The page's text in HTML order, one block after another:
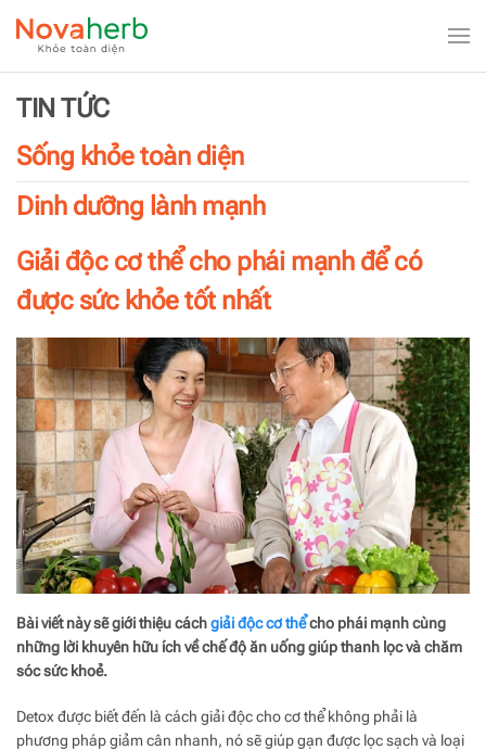
Skip to main content
TIN TỨC
Sống khỏe toàn diện
Dinh dưỡng lành mạnh
Giải độc cơ thể cho phái mạnh để có
được sức khỏe tốt nhất
Bài viết này sẽ giới thiệu cáchgiải độc cơ thểcho phái mạnh cùng
những lời khuyên hữu ích về chế độ ăn uống giúp thanh lọc và chăm
sóc sức khoẻ.
Detox được biết đến là cách giải độc cho cơ thể không phải là
phương pháp giảm cân nhanh, nó sẽ giúp gạn được lọc sạch và loại